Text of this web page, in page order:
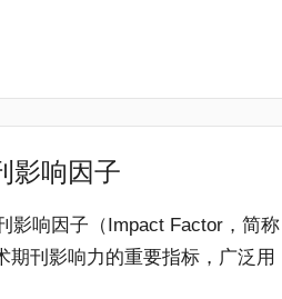
影响因子
影响因子（Impact Factor，简称
期刊影响力的重要指标，广泛用